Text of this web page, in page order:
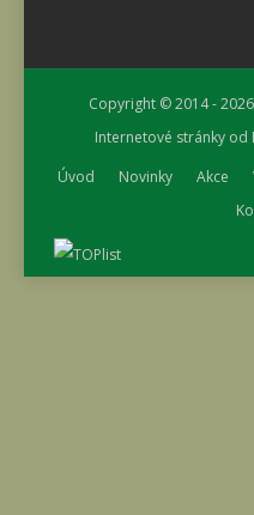
Copyright © 2014 - 2026
Internetové stránky od
Úvod
Novinky Akce